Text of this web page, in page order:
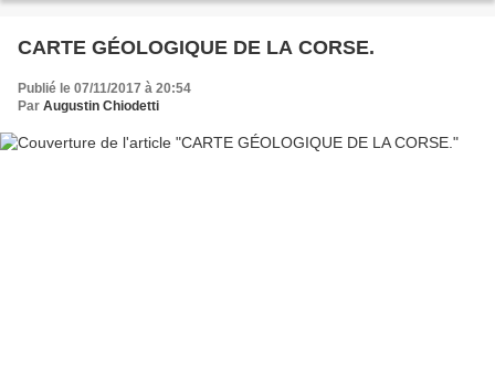
CARTE GÉOLOGIQUE DE LA CORSE.
Publié le 07/11/2017 à 20:54
Par Augustin Chiodetti